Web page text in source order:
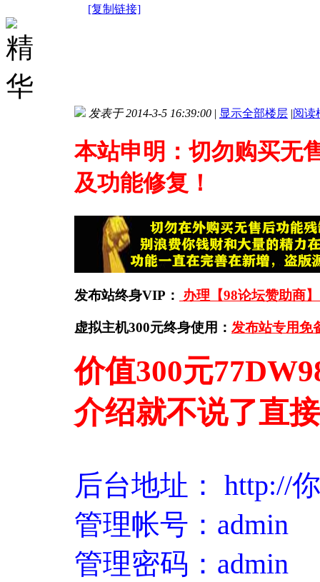
[复制链接]
发表于 2014-3-5 16:39:00 | 显示全部楼层 |阅读
本站申明：切勿购买无
及功能修复！
发布站终身VIP： 办理【98论坛赞助商
虚拟主机300元终身使用： 发布站专用免
价值300元
介绍就不说了直
后台地址： http://
管理帐号：admin
管理密码：admin